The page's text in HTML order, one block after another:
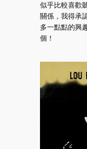
似乎比較喜歡
關係，我得承
多一點點的興
個！